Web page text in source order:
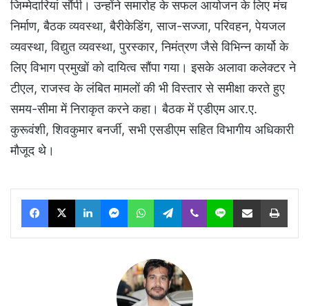
जिम्मेदारियां सौंपी। उन्होंने समारोह के सफल आयोजन के लिए मंच
निर्माण, बैठक व्यवस्था, बैरीकेडिंग, साज-सज्जा, परिवहन, पेयजल
व्यवस्था, विद्युत व्यवस्था, पुरस्कार, निमंत्रण जैसे विभिन्न कार्यो के
लिए विभाग प्रमुखों को दायित्व सौंपा गया। इसके अलावा कलेक्टर ने
टीएल, राजस्व के लंबित मामलों की भी विस्तार से समीक्षा करते हुए
समय-सीमा में निराकृत करने कहा। बैठक में एडीएम आर.ए.
कुरूवंशी, शिवकुमार बनर्जी, सभी एसडीएम सहित विभागीय अधिकारी
मौजूद थे।
Facebook
X LinkedInMessengerWhatsAppTelegram
Viber Line Share via Email Print